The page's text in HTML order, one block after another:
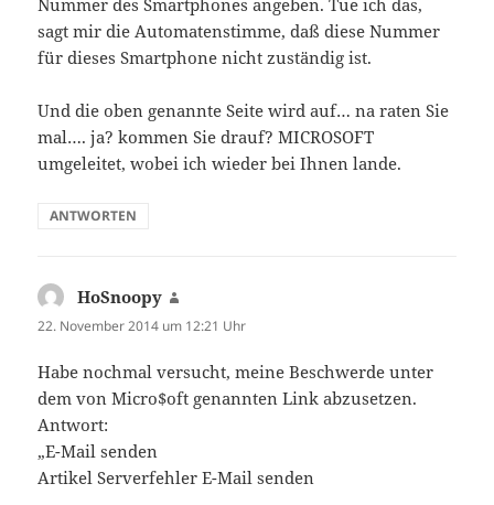
Nummer des Smartphones angeben. Tue ich das,
sagt mir die Automatenstimme, daß diese Nummer
für dieses Smartphone nicht zuständig ist.
Und die oben genannte Seite wird auf… na raten Sie
mal…. ja? kommen Sie drauf? MICROSOFT
umgeleitet, wobei ich wieder bei Ihnen lande.
ANTWORTEN
HoSnoopy
22. November 2014 um 12:21 Uhr
Habe nochmal versucht, meine Beschwerde unter
dem von Micro$oft genannten Link abzusetzen.
Antwort:
„E-Mail senden
Artikel Serverfehler E-Mail senden